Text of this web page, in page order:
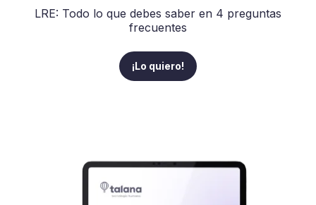
LRE: Todo lo que debes saber en 4 preguntas
frecuentes
¡Lo quiero!